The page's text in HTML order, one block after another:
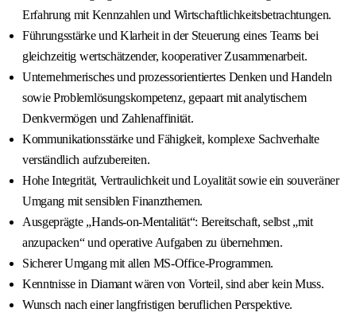
Erfahrung mit Kennzahlen und Wirtschaftlichkeitsbetrachtungen.
Führungsstärke und Klarheit in der Steuerung eines Teams bei
gleichzeitig wertschätzender, kooperativer Zusammenarbeit.
Unternehmerisches und prozessorientiertes Denken und Handeln
sowie Problemlösungskompetenz, gepaart mit analytischem
Denkvermögen und Zahlenaffinität.
Kommunikationsstärke und Fähigkeit, komplexe Sachverhalte
verständlich aufzubereiten.
Hohe Integrität, Vertraulichkeit und Loyalität sowie ein souveräner
Umgang mit sensiblen Finanzthemen.
Ausgeprägte „Hands-on-Mentalität“: Bereitschaft, selbst „mit
anzupacken“ und operative Aufgaben zu übernehmen.
Sicherer Umgang mit allen MS-Office-Programmen.
Kenntnisse in Diamant wären von Vorteil, sind aber kein Muss.
Wunsch nach einer langfristigen beruflichen Perspektive.